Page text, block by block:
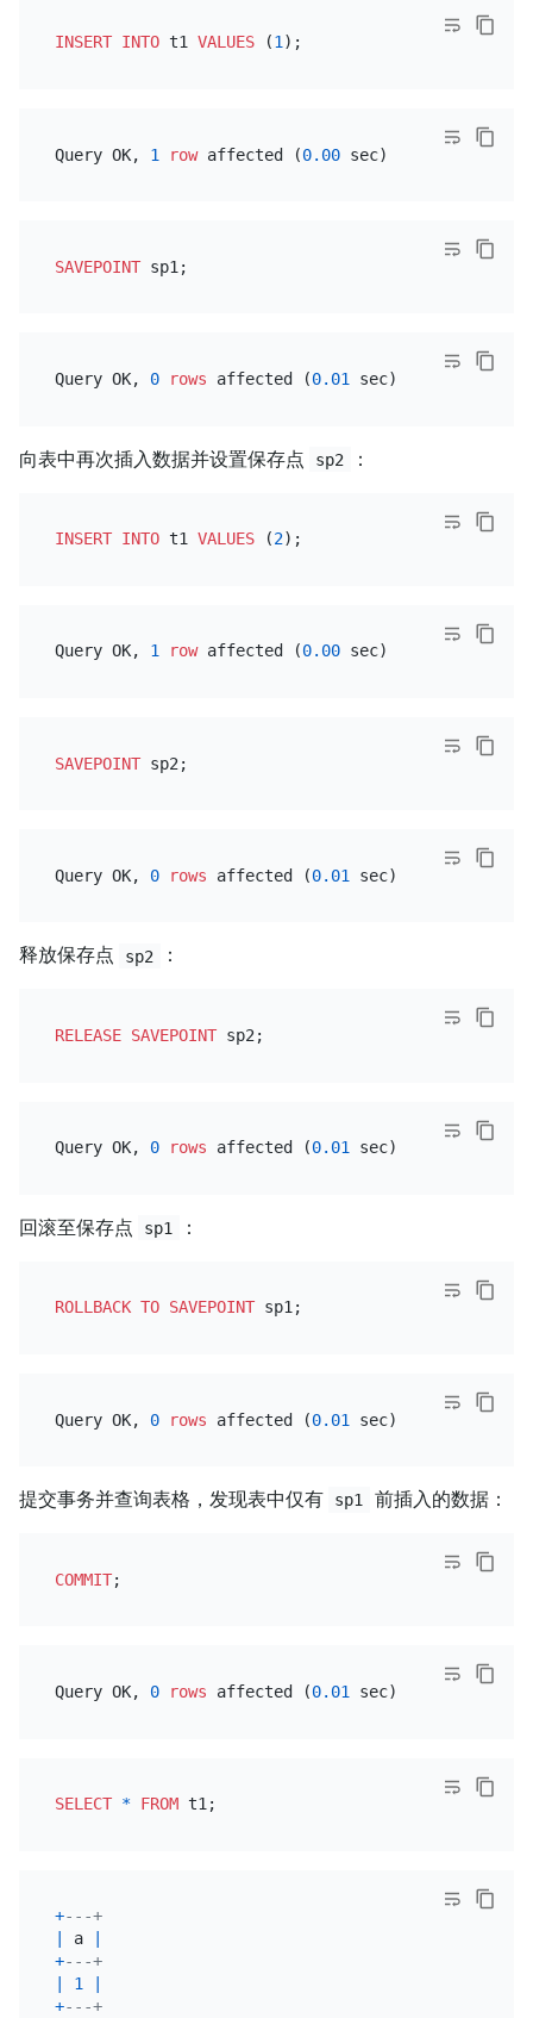
INSERT INTO t1 VALUES (1
Query OK, 1 row affected (0.00
SAVEPOINT
Query OK, 0 rows affected (0.01
向表中再次插入数据并设置保存点 sp2 ：
INSERT INTO t1 VALUES (2
Query OK, 1 row affected (0.00
SAVEPOINT
Query OK, 0 rows affected (0.01
释放保存点 sp2 ：
RELEASE SAVEPOINT
Query OK, 0 rows affected (0.01
回滚至保存点 sp1 ：
ROLLBACK TO SAVEPOINT
Query OK, 0 rows affected (0.01
提交事务并查询表格，发现表中仅有 sp1 前插入的数据：
COMMIT
Query OK, 0 rows affected (0.01
SELECT * FROM
+---+
a
+---+
1
+---+